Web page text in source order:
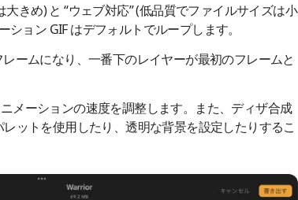
きめ) と “ウェブ対応” (低品質でファイルサイズは小
ョン GIF はデフォルトでループします。
ームになり、一番下のレイヤーが最初のフレームと
メーションの速度を調整します。また、ディザ合成
ットを使用したり、透明な背景を設定したりするこ